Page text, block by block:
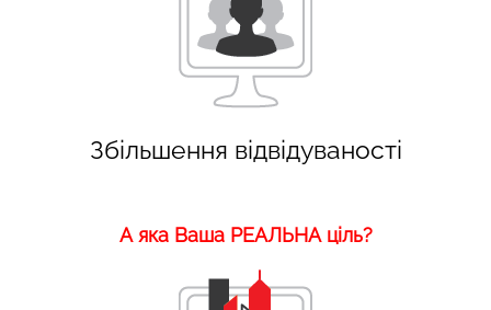
Збільшення відвідуваності
А яка Ваша РЕАЛЬНА ціль?